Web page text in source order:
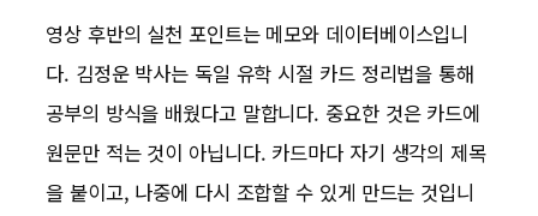
영상 후반의 실천 포인트는 메모와 데이터베이스입니
다. 김정운 박사는 독일 유학 시절 카드 정리법을 통해
공부의 방식을 배웠다고 말합니다. 중요한 것은 카드에
원문만 적는 것이 아닙니다. 카드마다 자기 생각의 제목
을 붙이고, 나중에 다시 조합할 수 있게 만드는 것입니